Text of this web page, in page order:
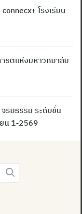
โรงเรียน
ธิตแห่งมหาวิทยาลัย
ริยธรรม ระดับชั้น
น 1-2569